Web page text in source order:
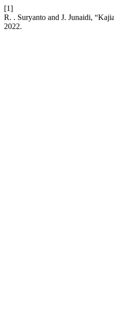
[1]
R. . Suryanto and J. Junaidi,
2022.